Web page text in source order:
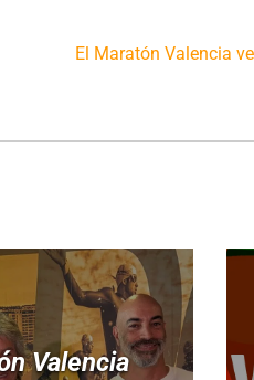
El Maratón Valencia
Valencia